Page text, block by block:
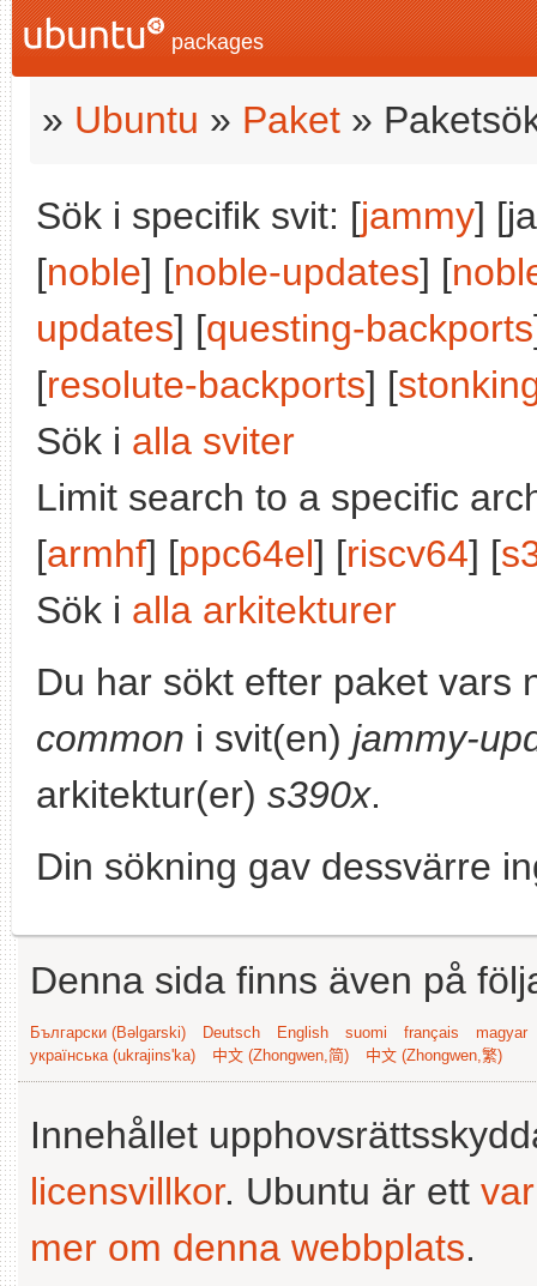
packages
» Ubuntu » Paket »
Sök i specifik svit: [jammy]
[noble] [noble-updates] [
updates] [questing-backports
[resolute-backports] [
Sök i alla sviter
Limit search to a specific
[armhf] [ppc64el] [riscv64] [
Sök i alla arkitekturer
Du har sökt efter paket vars
common i svit(en) jammy-
arkitektur(er) s390x.
Din sökning gav dessvärre
Denna sida finns även på
Български (Bəlgarski) Deutsch English suomi français
magyar
українська (ukrajins'ka)
中文 (Zhongwen,简) 中文 (Zhongwen,繁)
Innehållet
licensvillkor. Ubuntu är ett
mer om denna webbplats.